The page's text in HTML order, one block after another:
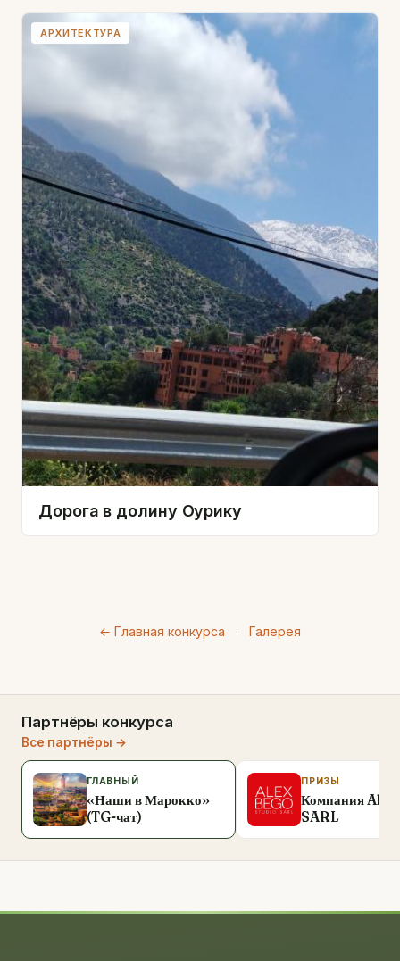
АРХИТЕКТУРА
Дорога в долину Оурику
← Главная конкурса · Галерея
Партнёры конкурса
Все партнёры →
ГЛАВНЫЙ
«Наши в Марокко»
(TG-чат)
ПРИЗЫ
Компания Alex
SARL